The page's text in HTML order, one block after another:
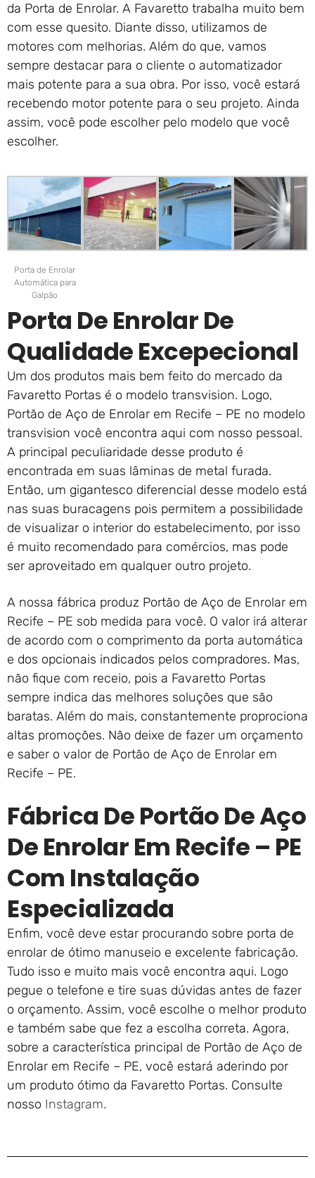
da Porta de Enrolar. A Favaretto trabalha muito bem
com esse quesito. Diante disso, utilizamos de
motores com melhorias. Além do que, vamos
sempre destacar para o cliente o automatizador
mais potente para a sua obra. Por isso, você estará
recebendo motor potente para o seu projeto. Ainda
assim, você pode escolher pelo modelo que você
escolher.
Porta de Enrolar
Automática para
Galpão
Porta De Enrolar De
Qualidade Excepecional
Um dos produtos mais bem feito do mercado da
Favaretto Portas é o modelo transvision. Logo,
Portão de Aço de Enrolar em Recife – PE no modelo
transvision você encontra aqui com nosso pessoal.
A principal peculiaridade desse produto é
encontrada em suas lâminas de metal furada.
Então, um gigantesco diferencial desse modelo está
nas suas buracagens pois permitem a possibilidade
de visualizar o interior do estabelecimento, por isso
é muito recomendado para comércios, mas pode
ser aproveitado em qualquer outro projeto.
A nossa fábrica produz Portão de Aço de Enrolar em
Recife – PE sob medida para você. O valor irá alterar
de acordo com o comprimento da porta automática
e dos opcionais indicados pelos compradores. Mas,
não fique com receio, pois a Favaretto Portas
sempre indica das melhores soluções que são
baratas. Além do mais, constantemente proprociona
altas promoções. Não deixe de fazer um orçamento
e saber o valor de Portão de Aço de Enrolar em
Recife – PE.
Fábrica De Portão De Aço
De Enrolar Em Recife – PE
Com Instalação
Especializada
Enfim, você deve estar procurando sobre porta de
enrolar de ótimo manuseio e excelente fabricação.
Tudo isso e muito mais você encontra aqui. Logo
pegue o telefone e tire suas dúvidas antes de fazer
o orçamento. Assim, você escolhe o melhor produto
e também sabe que fez a escolha correta. Agora,
sobre a característica principal de Portão de Aço de
Enrolar em Recife – PE, você estará aderindo por
um produto ótimo da Favaretto Portas. Consulte
nosso Instagram.